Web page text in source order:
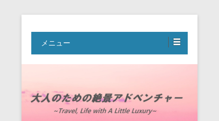
大人のための絶景アドベンチャー
メニュー